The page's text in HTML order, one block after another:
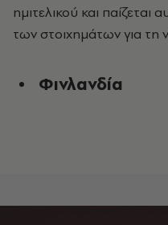
ημιτελικού και παίζεται
των στοιχημάτων για τη
Φινλανδία